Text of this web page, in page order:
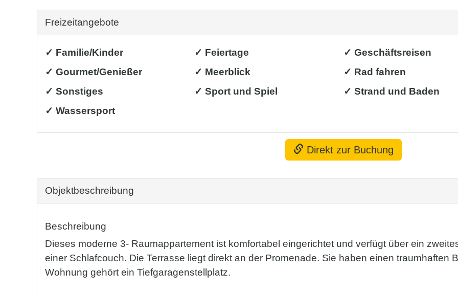
Freizeitangebote
✓ Familie/Kinder ✓ Feiertage
✓ Geschäftsreisen
✓ Gourmet/Genießer
✓ Meerblick
✓ Rad fahren
✓ Sonstiges
✓ Sport und Spiel
✓ Strand und Baden
✓ Wassersport
Direkt zur Buchung
Objekt­beschreibung
Beschreibung
Dieses moderne 3- Raumappartement ist komfortabel eingerichtet und verfügt über ein
einer Schlafcouch. Die Terrasse liegt direkt an der Promenade. Sie haben einen traumhaften
Wohnung gehört ein Tiefgaragenstellplatz.